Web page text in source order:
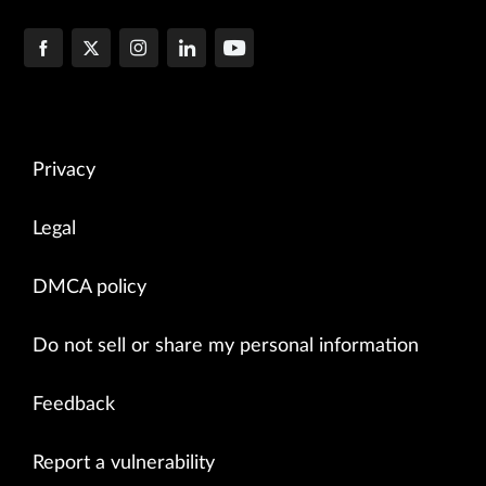
Privacy
Legal
DMCA policy
Do not sell or share my personal information
Feedback
Report a vulnerability